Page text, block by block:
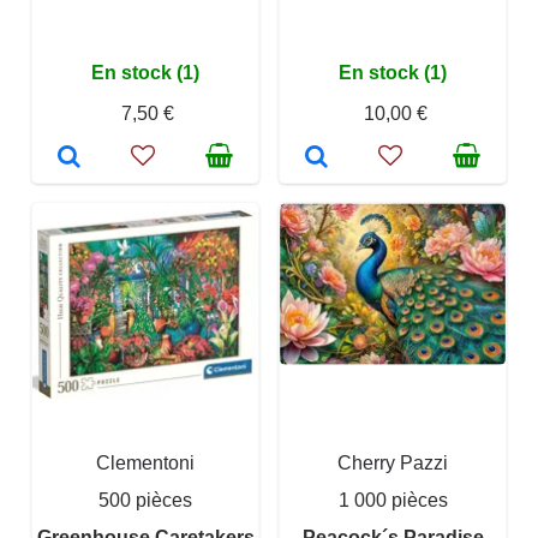
En stock (1)
7,50 €
En stock (1)
10,00 €
Clementoni
500 pièces
Cherry Pazzi
1 000 pièces